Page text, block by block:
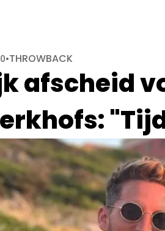
afscheid
•THROWBACK